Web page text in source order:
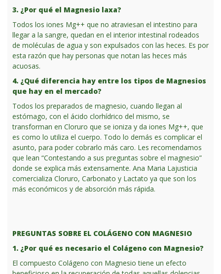
3. ¿Por qué el Magnesio laxa?
Todos los iones Mg++ que no atraviesan el intestino para
llegar a la sangre, quedan en el interior intestinal rodeados
de moléculas de agua y son expulsados con las heces. Es por
esta razón que hay personas que notan las heces más
acuosas.
4. ¿Qué diferencia hay entre los tipos de Magnesios
que hay en el mercado?
Todos los preparados de magnesio, cuando llegan al
estómago, con el ácido clorhídrico del mismo, se
transforman en Cloruro que se ioniza y da iones Mg++, que
es como lo utiliza el cuerpo. Todo lo demás es complicar el
asunto, para poder cobrarlo más caro. Les recomendamos
que lean “Contestando a sus preguntas sobre el magnesio”
donde se explica más extensamente. Ana Maria Lajusticia
comercializa Cloruro, Carbonato y Lactato ya que son los
más económicos y de absorción más rápida.
PREGUNTAS SOBRE EL COLÁGENO CON MAGNESIO
1. ¿Por qué es necesario el Colágeno con Magnesio?
El compuesto Colágeno con Magnesio tiene un efecto